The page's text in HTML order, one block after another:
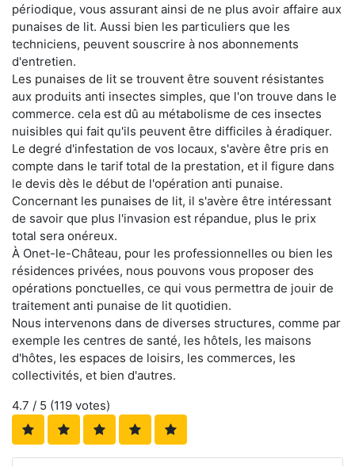
périodique, vous assurant ainsi de ne plus avoir affaire aux
punaises de lit. Aussi bien les particuliers que les
techniciens, peuvent souscrire à nos abonnements
d'entretien.
Les punaises de lit se trouvent être souvent résistantes
aux produits anti insectes simples, que l'on trouve dans le
commerce. cela est dû au métabolisme de ces insectes
nuisibles qui fait qu'ils peuvent être difficiles à éradiquer.
Le degré d'infestation de vos locaux, s'avère être pris en
compte dans le tarif total de la prestation, et il figure dans
le devis dès le début de l'opération anti punaise.
Concernant les punaises de lit, il s'avère être intéressant
de savoir que plus l'invasion est répandue, plus le prix
total sera onéreux.
À Onet-le-Château, pour les professionnelles ou bien les
résidences privées, nous pouvons vous proposer des
opérations ponctuelles, ce qui vous permettra de jouir de
traitement anti punaise de lit quotidien.
Nous intervenons dans de diverses structures, comme par
exemple les centres de santé, les hôtels, les maisons
d'hôtes, les espaces de loisirs, les commerces, les
collectivités, et bien d'autres.
4.7 / 5 (119 votes)